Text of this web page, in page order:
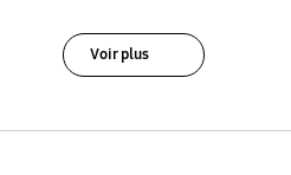
Voir plus